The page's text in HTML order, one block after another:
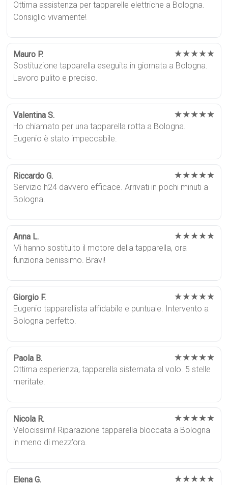
Ottima assistenza per tapparelle elettriche a Bologna.
Consiglio vivamente!
Mauro P. ★★★★★
Sostituzione tapparella eseguita in giornata a Bologna.
Lavoro pulito e preciso.
Valentina S. ★★★★★
Ho chiamato per una tapparella rotta a Bologna.
Eugenio è stato impeccabile.
Riccardo G. ★★★★★
Servizio h24 davvero efficace. Arrivati in pochi minuti a
Bologna.
Anna L. ★★★★★
Mi hanno sostituito il motore della tapparella, ora
funziona benissimo. Bravi!
Giorgio F. ★★★★★
Eugenio tapparellista affidabile e puntuale. Intervento a
Bologna perfetto.
Paola B. ★★★★★
Ottima esperienza, tapparella sistemata al volo. 5 stelle
meritate.
Nicola R. ★★★★★
Velocissimi! Riparazione tapparella bloccata a Bologna
in meno di mezz’ora.
Elena G. ★★★★★